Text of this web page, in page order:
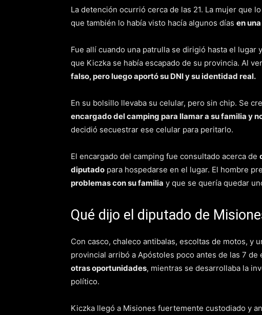
La detención ocurrió cerca de las 21. La mujer que
que también lo había visto hacía algunos días en
Fue allí cuando una patrulla se dirigió hasta el
que Kiczka se había escapado de su provincia. Al
falso, pero luego aportó su DNI y su identidad real.
En su bolsillo llevaba su celular, pero sin chip. Se
encargado del camping para llamar a su familia y
decidió secuestrar ese celular para peritarlo.
El encargado del camping fue consultado acerca de
diputado para hospedarse en el lugar. El hombre
problemas con su familia y que se quería quedar
Qué dijo el diputado de
Con casco, chaleco antibalas, escoltas de motos, y
provincial arribó a Apóstoles poco antes de las 7 de
otras oportunidades, mientras se desarrollaba la
político.
Kiczka llegó a Misiones fuertemente custodiado y